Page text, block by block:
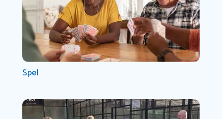
Spel